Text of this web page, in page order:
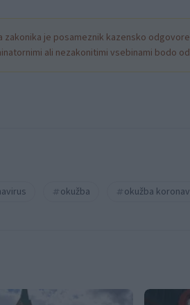
zakonika je posameznik kazensko
ali nezakonitimi vsebinami bodo
okužba okužba